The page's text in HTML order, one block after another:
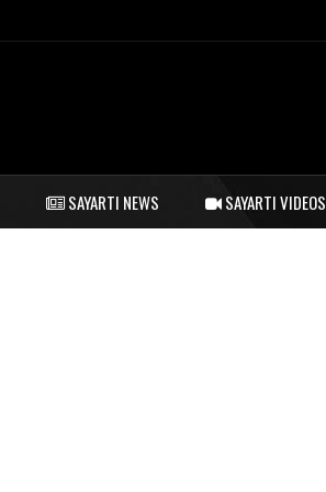
SAYARTI NEWS SAYARTI VIDEOS